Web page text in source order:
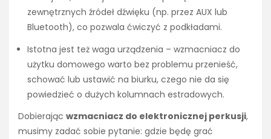
zewnętrznych źródeł dźwięku (np. przez AUX lub
Bluetooth), co pozwala ćwiczyć z podkładami.
Istotna jest też waga urządzenia – wzmacniacz do
użytku domowego warto bez problemu przenieść,
schować lub ustawić na biurku, czego nie da się
powiedzieć o dużych kolumnach estradowych.
Dobierając wzmacniacz do elektronicznej perkusji,
musimy zadać sobie pytanie: gdzie będę grać